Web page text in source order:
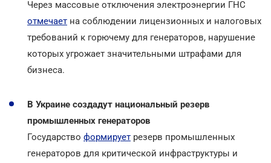
Через массовые отключения электроэнергии ГНС
отмечает на соблюдении лицензионных и налоговых
требований к горючему для генераторов, нарушение
которых угрожает значительными штрафами для
бизнеса.
В Украине создадут национальный резерв
промышленных генераторов
Государство формирует резерв промышленных
генераторов для критической инфраструктуры и